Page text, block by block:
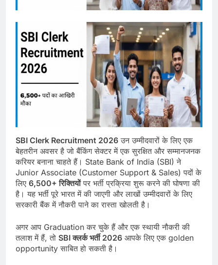
SBI Clerk Recruitment 2026 उन उम्मीदवारों के लिए एक
बेहतरीन अवसर है जो बैंकिंग सेक्टर में एक सुरक्षित और सम्मानजनक
करियर बनाना चाहते हैं। State Bank of India (SBI) ने
Junior Associate (Customer Support & Sales) पदों के
लिए 6,500+ रिक्तियोंपर भर्ती प्रक्रिया शुरू करने की घोषणा की
है। यह भर्ती पूरे भारत में की जाएगी और लाखों उम्मीदवारों के लिए
सरकारी बैंक में नौकरी पाने का रास्ता खोलती है।
अगर आप Graduation कर चुके हैं और एक स्थायी नौकरी की
तलाश में हैं, तो SBI क्लर्क भर्ती 2026 आपके लिए एक golden
opportunity साबित हो सकती है।